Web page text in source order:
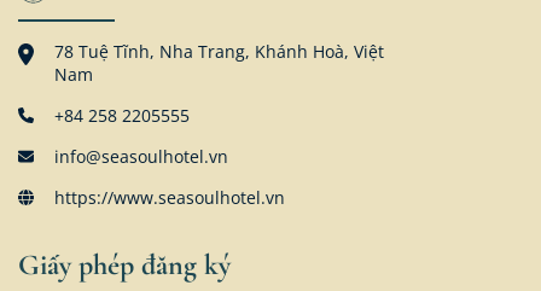
78 Tuệ Tĩnh, Nha Trang, Khánh Hoà, Việt
Nam
+84 258 2205555
info@seasoulhotel.vn
https://www.seasoulhotel.vn
Giấy phép đăng ký